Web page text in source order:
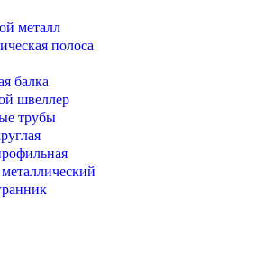
металл
полоса
балка
швеллер
трубы